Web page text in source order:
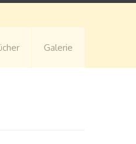
Galerie